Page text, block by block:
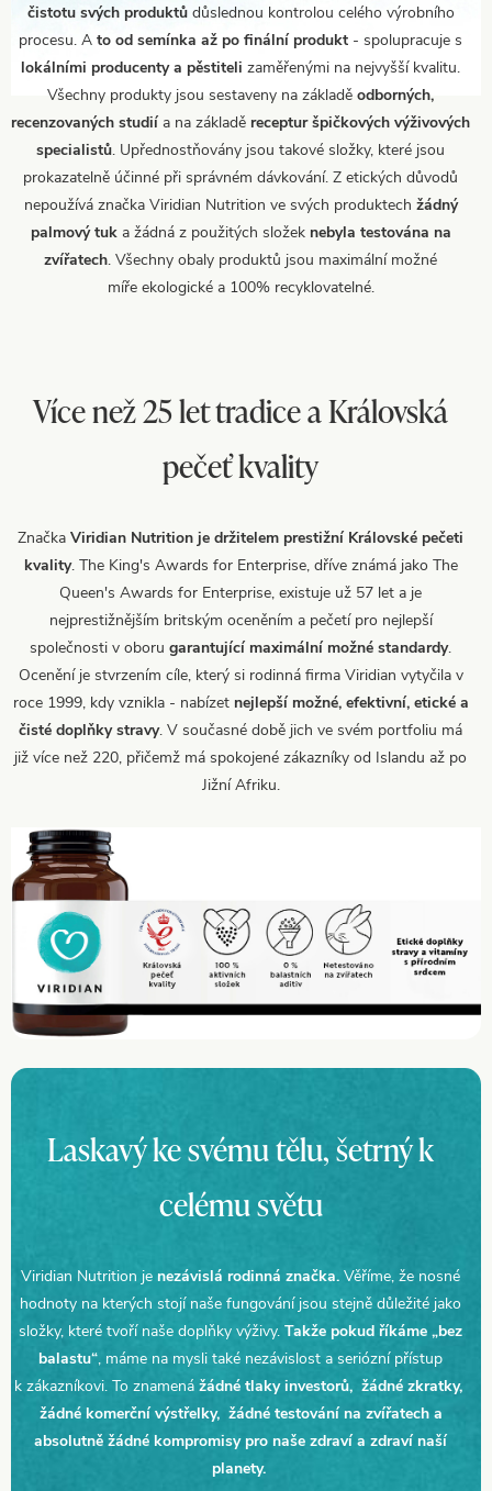
čistotu svých produktů důslednou kontrolou celého výrobního
procesu. A to od semínka až po finální produkt - spolupracuje s
lokálními producenty a pěstiteli zaměřenými na nejvyšší kvalitu.
Všechny produkty jsou sestaveny na základě odborných,
recenzovaných studií a na základě receptur špičkových výživových
specialistů. Upřednostňovány jsou takové složky, které jsou
prokazatelně účinné při správném dávkování. Z etických důvodů
nepoužívá značka Viridian Nutrition ve svých produktech žádný
palmový tuka žádná z použitých složek nebyla testována na
zvířatech. Všechny obaly produktů jsou maximální možné
míře ekologické a 100% recyklovatelné.
Více než 25 let tradice a Královská
pečeť kvality
Značka Viridian Nutrition je držitelem prestižní Královské pečeti
kvality. The King's Awards for Enterprise, dříve známá jako The
Queen's Awards for Enterprise, existuje už 57 let a je
nejprestižnějším britským oceněním a pečetí pro nejlepší
společnosti v oboru garantující maximální možné standardy.
Ocenění je stvrzením cíle, který si rodinná firma Viridian vytyčila v
roce 1999, kdy vznikla - nabízet nejlepší možné, efektivní, etické a
čisté doplňky stravy. V současné době jich ve svém portfoliu má
již více než 220, přičemž má spokojené zákazníky od Islandu až po
Jižní Afriku.
Laskavý ke svému tělu, šetrný k
celému světu
Viridian Nutrition je nezávislá rodinná značka. Věříme, že nosné
hodnoty na kterých stojí naše fungování jsou stejně důležité jako
složky, které tvoří naše doplňky výživy. Takže pokud říkáme „bez
balastu“, máme na mysli také nezávislost a seriózní přístup
k zákazníkovi. To znamená žádné tlaky investorů, žádné zkratky,
žádné komerční výstřelky, žádné testování na zvířatech a
absolutně žádné kompromisy pro naše zdraví a zdraví naší
planety.